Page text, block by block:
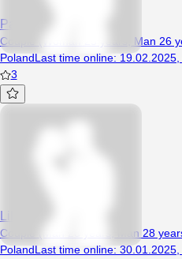
Paula2001
Couple (Woman 25 years, Man 26
PolandLast time online: 19.02.2025
3
Lik12
Couple (Man 28 years, Man 28
PolandLast time online: 30.01.2025